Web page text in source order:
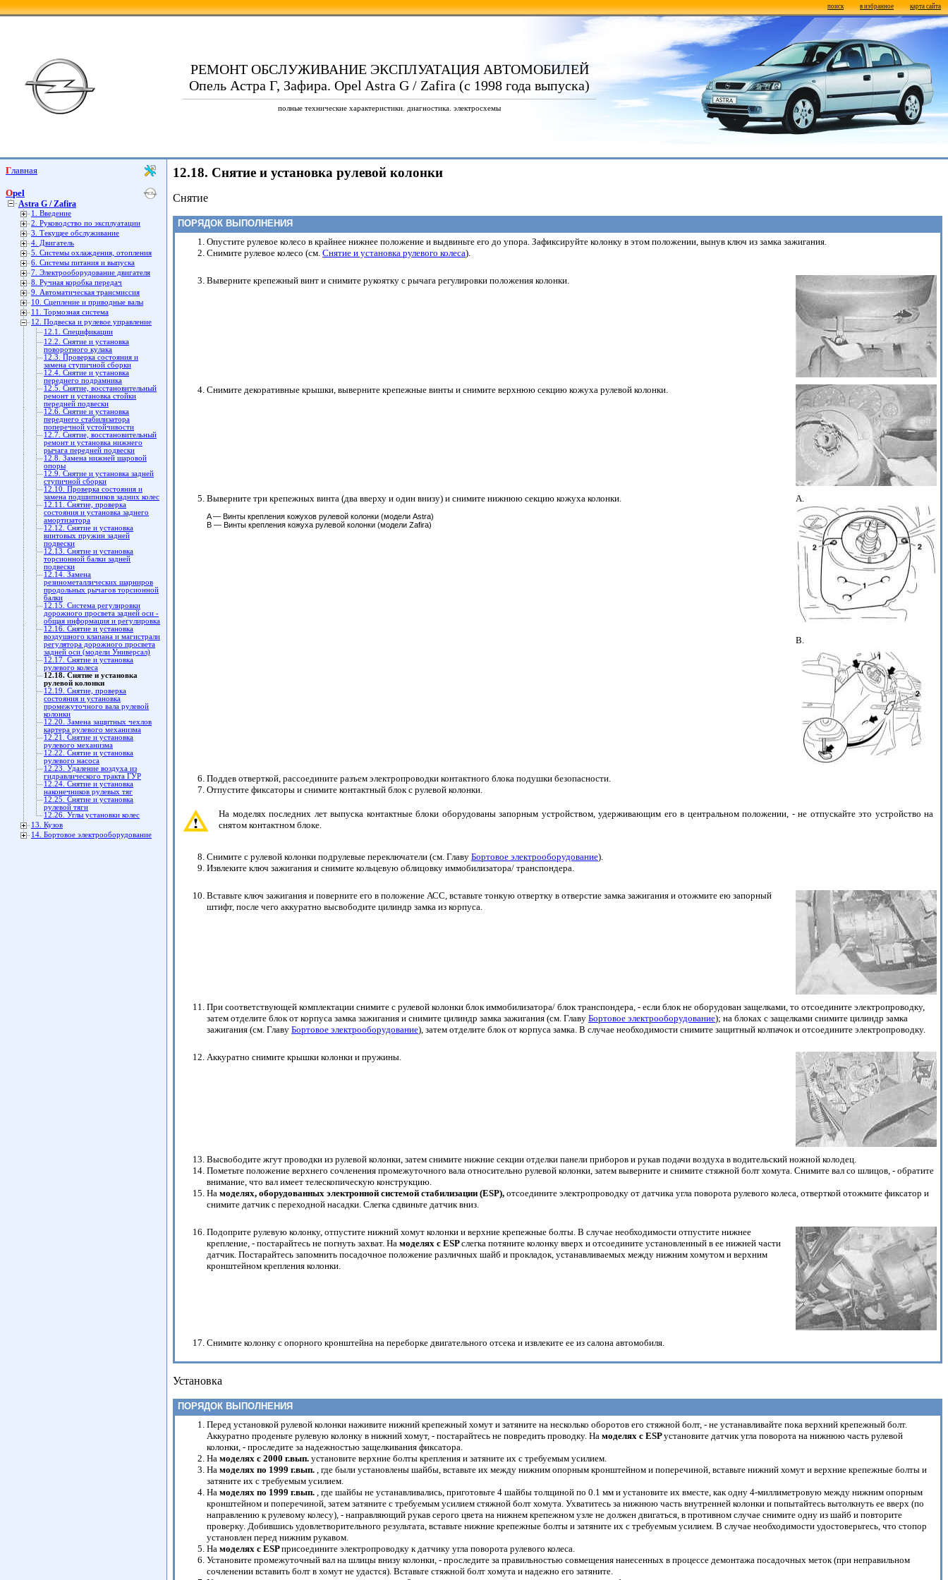
поиск в избранное карта сайта
РЕМОНТ ОБСЛУЖИВАНИЕ ЭКСПЛУАТАЦИЯ АВТОМОБИЛЕЙ
Опель Астра Г, Зафира. Opel Astra G / Zafira (с 1998 года выпуска)
полные технические характеристики. диагностика. электросхемы
Главная
Opel
Astra G / Zafira
1. Введение
2. Руководство по эксплуатации
3. Текущее обслуживание
4. Двигатель
5. Системы охлаждения, отопления
6. Системы питания и выпуска
7. Электрооборудование двигателя
8. Ручная коробка передач
9. Автоматическая трансмиссия
10. Сцепление и приводные валы
11. Тормозная система
12. Подвеска и рулевое управление
12.1. Спецификации
12.2. Снятие и установка
поворотного кулака
12.3. Проверка состояния и
замена ступичной сборки
12.4. Снятие и установка
переднего подрамника
12.5. Снятие, восстановительный
ремонт и установка стойки
передней подвески
12.6. Снятие и установка
переднего стабилизатора
поперечной устойчивости
12.7. Снятие, восстановительный
ремонт и установка нижнего
рычага передней подвески
12.8. Замена нижней шаровой
опоры
12.9. Снятие и установка задней
ступичной сборки
12.10. Проверка состояния и
замена подшипников задних колес
12.11. Снятие, проверка
состояния и установка заднего
амортизатора
12.12. Снятие и установка
винтовых пружин задней
подвески
12.13. Снятие и установка
торсионной балки задней
подвески
12.14. Замена
резинометаллических шарниров
продольных рычагов торсионной
балки
12.15. Система регулировки
дорожного просвета задней оси -
общая информация и регулировка
12.16. Снятие и установка
воздушного клапана и магистрали
регулятора дорожного просвета
задней оси (модели Универсал)
12.17. Снятие и установка
рулевого колеса
12.18. Снятие и установка
рулевой колонки
12.19. Снятие, проверка
состояния и установка
промежуточного вала рулевой
колонки
12.20. Замена защитных чехлов
картера рулевого механизма
12.21. Снятие и установка
рулевого механизма
12.22. Снятие и установка
рулевого насоса
12.23. Удаление воздуха из
гидравлического тракта ГУР
12.24. Снятие и установка
наконечников рулевых тяг
12.25. Снятие и установка
рулевой тяги
12.26. Углы установки колес
13. Кузов
14. Бортовое электрооборудование
12.18. Снятие и установка рулевой колонки
Снятие
ПОРЯДОК ВЫПОЛНЕНИЯ
Опустите рулевое колесо в крайнее нижнее положение и выдвиньте его до упора. Зафиксируйте колонку в этом положении, вынув ключ из замка зажигания.
Снимите рулевое колесо (см. Снятие и установка рулевого колеса).
Выверните крепежный винт и снимите рукоятку с рычага регулировки положения колонки.
Снимите декоративные крышки, выверните крепежные винты и снимите верхнюю секцию кожуха рулевой колонки.
Выверните три крепежных винта (два вверху и один внизу) и снимите нижнюю секцию кожуха колонки.
A — Винты крепления кожухов рулевой колонки (модели Astra)
B — Винты крепления кожуха рулевой колонки (модели Zafira)
A.
B.
Поддев отверткой, рассоедините разъем электропроводки контактного блока подушки безопасности.
Отпустите фиксаторы и снимите контактный блок с рулевой колонки.
На моделях последних лет выпуска контактные блоки оборудованы запорным устройством, удерживающим его в центральном положении, - не отпускайте это устройство на
снятом контактном блоке.
Снимите с рулевой колонки подрулевые переключатели (см. Главу Бортовое электрооборудование).
Извлеките ключ зажигания и снимите кольцевую облицовку иммобилизатора/ транспондера.
Вставьте ключ зажигания и поверните его в положение АСС, вставьте тонкую отвертку в отверстие замка зажигания и отожмите ею запорный
штифт, после чего аккуратно высвободите цилиндр замка из корпуса.
При соответствующей комплектации снимите с рулевой колонки блок иммобилизатора/ блок транспондера, - если блок не оборудован защелками, то отсоедините электропроводку,
затем отделите блок от корпуса замка зажигания и снимите цилиндр замка зажигания (см. Главу Бортовое электрооборудование); на блоках с защелками снимите цилиндр замка
зажигания (см. Главу Бортовое электрооборудование), затем отделите блок от корпуса замка. В случае необходимости снимите защитный колпачок и отсоедините электропроводку.
Аккуратно снимите крышки колонки и пружины.
Высвободите жгут проводки из рулевой колонки, затем снимите нижние секции отделки панели приборов и рукав подачи воздуха в водительский ножной колодец.
Пометьте положение верхнего сочленения промежуточного вала относительно рулевой колонки, затем выверните и снимите стяжной болт хомута. Снимите вал со шлицов, - обратите
внимание, что вал имеет телескопическую конструкцию.
На моделях, оборудованных электронной системой стабилизации (ESP), отсоедините электропроводку от датчика угла поворота рулевого колеса, отверткой отожмите фиксатор и
снимите датчик с переходной насадки. Слегка сдвиньте датчик вниз.
Подоприте рулевую колонку, отпустите нижний хомут колонки и верхние крепежные болты. В случае необходимости отпустите нижнее
крепление, - постарайтесь не погнуть захват. На моделях с ESPслегка потяните колонку вверх и отсоедините установленный в ее нижней части
датчик. Постарайтесь запомнить посадочное положение различных шайб и прокладок, устанавливаемых между нижним хомутом и верхним
кронштейном крепления колонки.
Снимите колонку с опорного кронштейна на переборке двигательного отсека и извлеките ее из салона автомобиля.
Установка
ПОРЯДОК ВЫПОЛНЕНИЯ
Перед установкой рулевой колонки наживите нижний крепежный хомут и затяните на несколько оборотов его стяжной болт, - не устанавливайте пока верхний крепежный болт.
Аккуратно проденьте рулевую колонку в нижний хомут, - постарайтесь не повредить проводку. На моделях с ESPустановите датчик угла поворота на нижнюю часть рулевой
колонки, - проследите за надежностью защелкивания фиксатора.
На моделях с 2000 г.вып. установите верхние болты крепления и затяните их с требуемым усилием.
На моделях по 1999 г.вып. , где были установлены шайбы, вставьте их между нижним опорным кронштейном и поперечиной, вставьте нижний хомут и верхние крепежные болты и
затяните их с требуемым усилием.
На моделях по 1999 г.вып. , где шайбы не устанавливались, приготовьте 4 шайбы толщиной по 0.1 мм и установите их вместе, как одну 4-миллиметровую между нижним опорным
кронштейном и поперечиной, затем затяните с требуемым усилием стяжной болт хомута. Ухватитесь за нижнюю часть внутренней колонки и попытайтесь вытолкнуть ее вверх (по
направлению к рулевому колесу), - направляющий рукав серого цвета на нижнем крепежном узле не должен двигаться, в противном случае снимите одну из шайб и повторите
проверку. Добившись удовлетворительного результата, вставьте нижние крепежные болты и затяните их с требуемым усилием. В случае необходимости удостоверьтесь, что стопор
установлен перед нижним рукавом.
На моделях с ESPприсоедините электропроводку к датчику угла поворота рулевого колеса.
Установите промежуточный вал на шлицы внизу колонки, - проследите за правильностью совмещения нанесенных в процессе демонтажа посадочных меток (при неправильном
сочленении вставить болт в хомут не удастся). Вставьте стяжной болт хомута и надежно его затяните.